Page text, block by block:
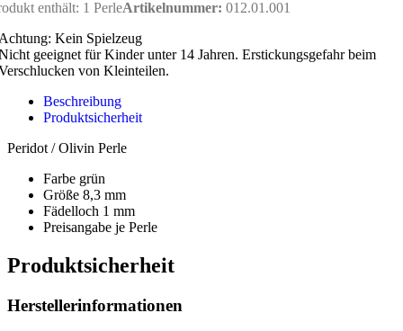
enthält: 1 PerleArtikelnummer: 012.01.001
Kein Spielzeug
geeignet für Kinder unter 14 Jahren. Erstickungsgefahr beim
von Kleinteilen.
Beschreibung
Produktsicherheit
Peridot / Olivin Perle
Farbe grün
Größe 8,3 mm
Fädelloch 1 mm
Preisangabe je Perle
Produktsicherheit
Herstellerinformationen